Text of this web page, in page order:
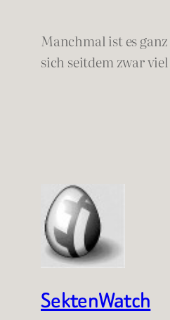
Manchmal ist es
sich seitdem zwar
SektenWatch